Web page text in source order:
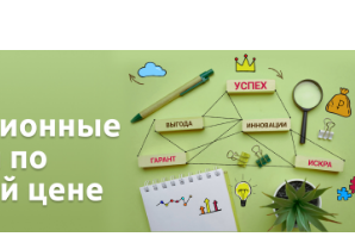
Система